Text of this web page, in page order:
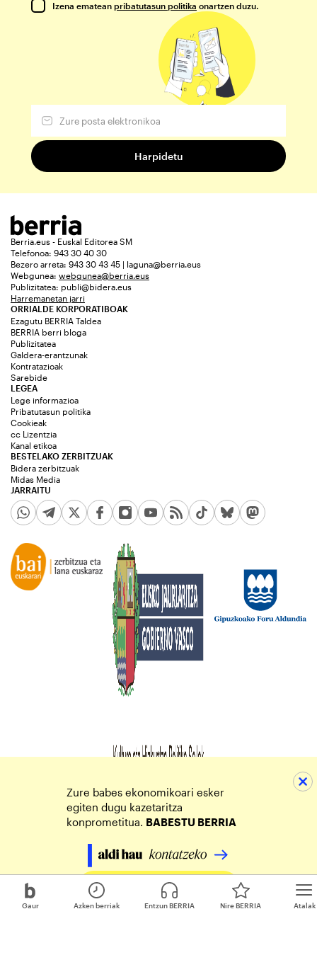
Gaur Atalak
Azken berriak Entzun BERRIA Nire BERRIA
Izena ematean pribatutasun politika onartzen duzu.
Berria.eus - Euskal Editorea SM
Telefonoa: 943 30 40 30
Bezero arreta: 943 30 43 45 | laguna@berria.eus
Webgunea: webgunea@berria.eus
Publizitatea: publi@bidera.eus
Harremanetan jarri
ORRIALDE KORPORATIBOAK
Ezagutu BERRIA Taldea
BERRIA berri bloga
Publizitatea
Galdera-erantzunak
Kontratazioak
Sarebide
JARRAITU
LEGEA
Lege informazioa
Pribatutasun politika
Cookieak
cc Lizentzia
Kanal etikoa
BESTELAKO ZERBITZUAK
Bidera zerbitzuak
Midas Media
Zure babes ekonomikoari esker
egiten dugu kazetaritza
konprometitua. BABESTU BERRIA
Egin zure ekarpena